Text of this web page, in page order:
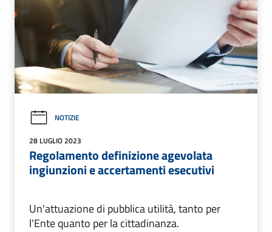
NOTIZIE
28 LUGLIO 2023
Regolamento definizione agevolata
ingiunzioni e accertamenti esecutivi
Un'attuazione di pubblica utilità, tanto per
l'Ente quanto per la cittadinanza.